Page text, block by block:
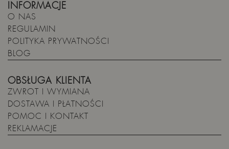
INFORMACJE
O NAS
REGULAMIN
POLITYKA PRYWATNOŚCI
BLOG
OBSŁUGA KLIENTA
ZWROT I WYMIANA
DOSTAWA I PŁATNOŚCI
POMOC I KONTAKT
REKLAMACJE